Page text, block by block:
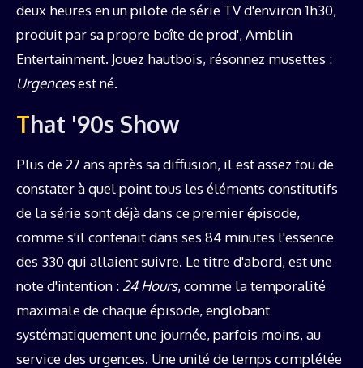
deux heures en un pilote de série TV d'environ 1h30,
produit par sa propre boîte de prod', Amblin
Entertainment. Jouez hautbois, résonnez musettes :
Urgencesest né.
That '90s Show
Plus de 27 ans après sa diffusion, il est assez fou de
constater à quel point tous les éléments constitutifs
de la série sont déjà dans ce premier épisode,
comme s'il contenait dans ses 84 minutes l'essence
des 330 qui allaient suivre. Le titre d'abord, est une
note d'intention : 24 Hours, comme la temporalité
maximale de chaque épisode, englobant
systématiquement une journée, parfois moins, au
service des urgences. Une unité de temps complétée